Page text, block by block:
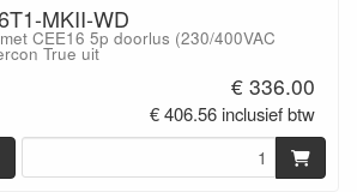
MKII-WD
CEE16 5p doorlus (230/400VAC
True uit
€ 336.00
€ 406.56 inclusief btw